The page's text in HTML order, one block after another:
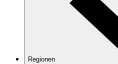
Regionen